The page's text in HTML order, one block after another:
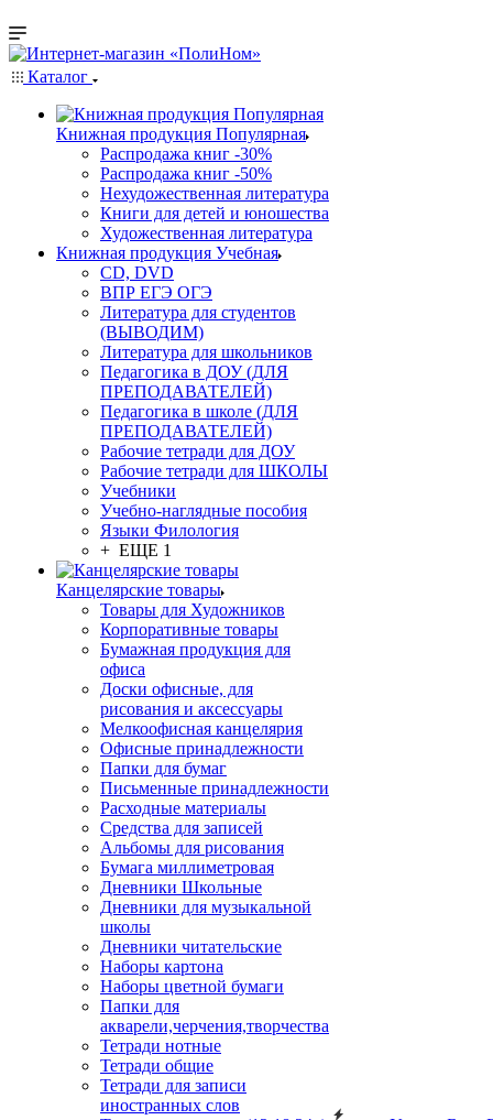
Каталог
Книжная продукция Популярная
Распродажа книг -30%
Распродажа книг -50%
Нехудожественная литература
Книги для детей и юношества
Художественная литература
Книжная продукция Учебная
CD, DVD
ВПР ЕГЭ ОГЭ
Литература для студентов
(ВЫВОДИМ)
Литература для школьников
Педагогика в ДОУ (ДЛЯ
ПРЕПОДАВАТЕЛЕЙ)
Педагогика в школе (ДЛЯ
ПРЕПОДАВАТЕЛЕЙ)
Рабочие тетради для ДОУ
Рабочие тетради для ШКОЛЫ
Учебники
Учебно-наглядные пособия
Языки Филология
+ ЕЩЕ 1
Канцелярские товары
Товары для Художников
Корпоративные товары
Бумажная продукция для
офиса
Доски офисные, для
рисования и аксессуары
Мелкоофисная канцелярия
Офисные принадлежности
Папки для бумаг
Письменные принадлежности
Расходные материалы
Средства для записей
Альбомы для рисования
Бумага миллиметровая
Дневники Школьные
Дневники для музыкальной
школы
Дневники читательские
Наборы картона
Наборы цветной бумаги
Папки для
акварели,черчения,творчества
Тетради нотные
Тетради общие
Тетради для записи
иностранных слов